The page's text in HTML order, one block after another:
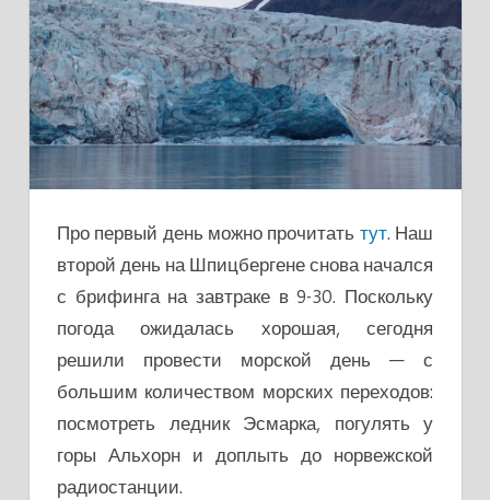
Про первый день можно прочитать тут. Наш
второй день на Шпицбергене снова начался
с брифинга на завтраке в 9-30. Поскольку
погода ожидалась хорошая, сегодня
решили провести морской день — с
большим количеством морских переходов:
посмотреть ледник Эсмарка, погулять у
горы Альхорн и доплыть до норвежской
радиостанции.